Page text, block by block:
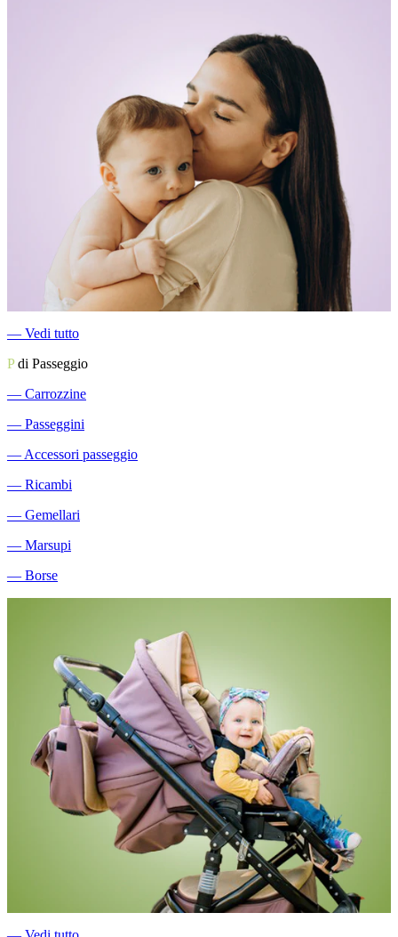
― Vedi tutto
Pdi Passeggio
― Carrozzine
― Passeggini
― Accessori passeggio
― Ricambi
― Gemellari
― Marsupi
― Borse